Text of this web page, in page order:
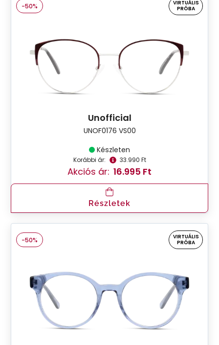
-50%
VIRTUÁLIS
PRÓBA
Unofficial
UNOF0176 VS00
Készleten
Korábbi ár: 33.990 Ft
Akciós ár: 16.995 Ft
Részletek
-50%
VIRTUÁLIS
PRÓBA